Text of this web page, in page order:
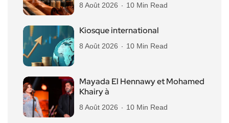
8 Août 2026 10 Min Read
Kiosque international
8 Août 2026 10 Min Read
Mayada El Hennawy et Mohamed
Khairy à
8 Août 2026 10 Min Read